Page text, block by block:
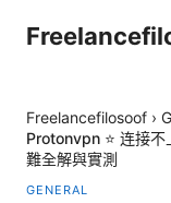
Freelancefilosoof ›
Protonvpn ⭐ 连接
難全解與實測
GENERAL